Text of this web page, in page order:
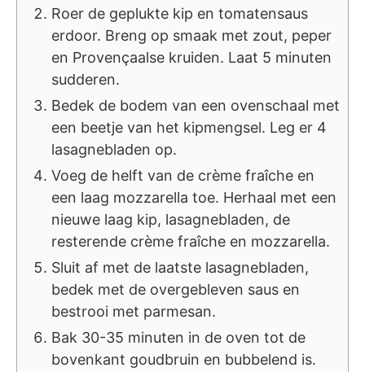
Roer de geplukte kip en tomatensaus
erdoor. Breng op smaak met zout, peper
en Provençaalse kruiden. Laat 5 minuten
sudderen.
Bedek de bodem van een ovenschaal met
een beetje van het kipmengsel. Leg er 4
lasagnebladen op.
Voeg de helft van de crème fraîche en
een laag mozzarella toe. Herhaal met een
nieuwe laag kip, lasagnebladen, de
resterende crème fraîche en mozzarella.
Sluit af met de laatste lasagnebladen,
bedek met de overgebleven saus en
bestrooi met parmesan.
Bak 30-35 minuten in de oven tot de
bovenkant goudbruin en bubbelend is.